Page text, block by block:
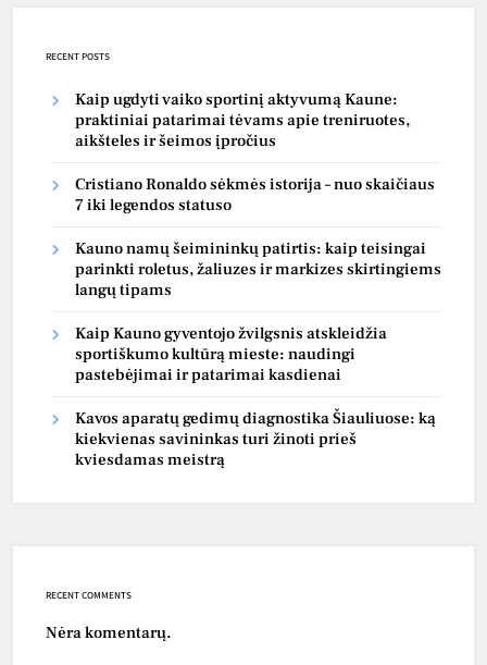
RECENT POSTS
Kaip ugdyti vaiko sportinį aktyvumą Kaune:
praktiniai patarimai tėvams apie treniruotes,
aikšteles ir šeimos įpročius
Cristiano Ronaldo sėkmės istorija – nuo skaičiaus
7 iki legendos statuso
Kauno namų šeimininkų patirtis: kaip teisingai
parinkti roletus, žaliuzes ir markizes skirtingiems
langų tipams
Kaip Kauno gyventojo žvilgsnis atskleidžia
sportiškumo kultūrą mieste: naudingi
pastebėjimai ir patarimai kasdienai
Kavos aparatų gedimų diagnostika Šiauliuose: ką
kiekvienas savininkas turi žinoti prieš
kviesdamas meistrą
RECENT COMMENTS
Nėra komentarų.